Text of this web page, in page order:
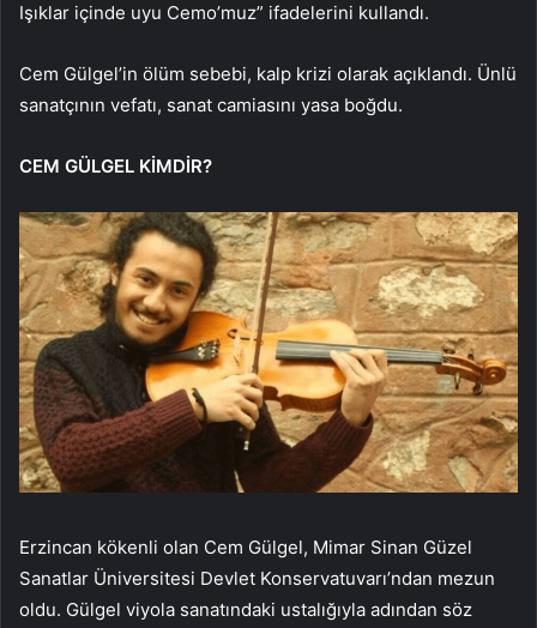
Işıklar içinde uyu Cemo’muz” ifadelerini kullandı.
Cem Gülgel’in ölüm sebebi, kalp krizi olarak açıklandı. Ünlü
sanatçının vefatı, sanat camiasını yasa boğdu.
CEM GÜLGEL KİMDİR?
Erzincan kökenli olan Cem Gülgel, Mimar Sinan Güzel
Sanatlar Üniversitesi Devlet Konservatuvarı’ndan mezun
oldu. Gülgel viyola sanatındaki ustalığıyla adından söz